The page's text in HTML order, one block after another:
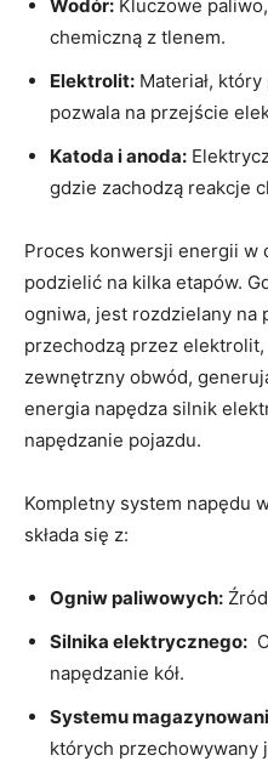
Wodór: Kluczowe
chemiczną z tlenem.
Elektrolit: Materiał,
pozwala na​ przejście
Katoda i ‍anoda:
gdzie zachodzą reakcje
Proces konwersji energii w
⁣podzielić na kilka etapów.
ogniwa, jest rozdzielany‍ na
przechodzą przez
zewnętrzny obwód,
energia napędza silnik
napędzanie pojazdu.
Kompletny system napędu
składa się z:
Ogniw paliwowych:
Silnika elektrycznego:
napędzanie kół.
Systemu
których przechowywany